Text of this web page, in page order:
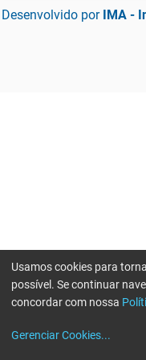
Desenvolvido por IMA -
Usamos cookies para
possível. Se continuar
concordar com nossa
Gerenciar Cookies...
Erro ao enviar